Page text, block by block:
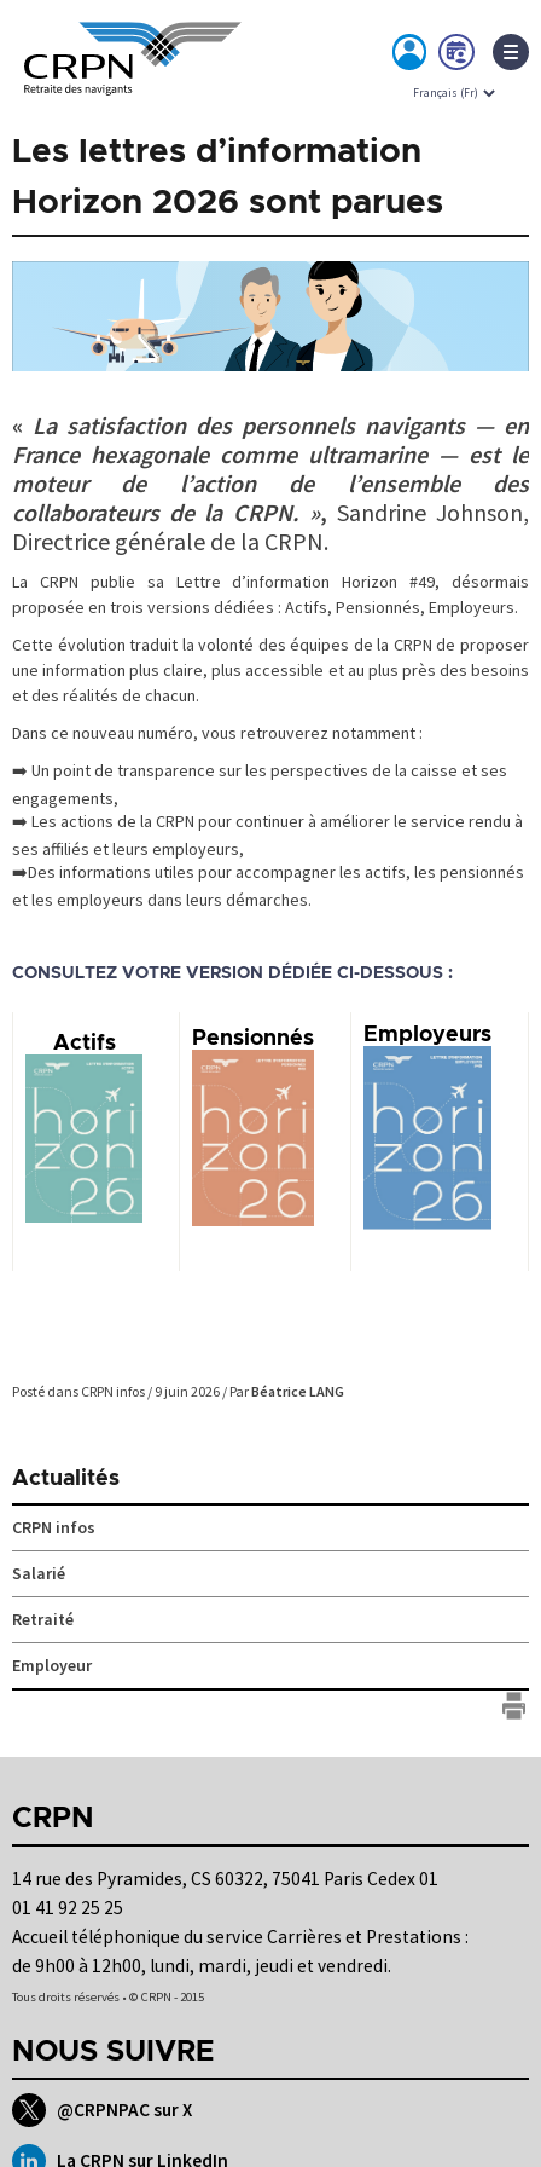
MON
ESPACERDV
Les lettres d’information
Horizon 2026 sont parues
« La satisfaction des personnels navigants — en
France hexagonale comme ultramarine — est le
moteur de l’action de l’ensemble des
collaborateurs de la CRPN. », Sandrine Johnson,
Directrice générale de la CRPN.
La CRPN publie sa Lettre d’information Horizon #49, désormais
proposée en trois versions dédiées : Actifs, Pensionnés, Employeurs.
Cette évolution traduit la volonté des équipes de la CRPN de proposer
une information plus claire, plus accessible et au plus près des besoins
et des réalités de chacun.
Dans ce nouveau numéro, vous retrouverez notamment :
➡️ Un point de transparence sur les perspectives de la caisse et ses
engagements,
➡️ Les actions de la CRPN pour continuer à améliorer le service rendu à
ses affiliés et leurs employeurs,
➡️Des informations utiles pour accompagner les actifs, les pensionnés
et les employeurs dans leurs démarches.
CONSULTEZ VOTRE VERSION DÉDIÉE CI-DESSOUS :
Actifs Pensionnés Employeurs
Posté dans CRPN infos / 9 juin 2026 / ParBéatrice LANG
Actualités
CRPN infos
Salarié
Retraité
Employeur
CRPN
14 rue des Pyramides, CS 60322, 75041 Paris Cedex 01
01 41 92 25 25
Accueil téléphonique du service Carrières et Prestations :
de 9h00 à 12h00, lundi, mardi, jeudi et vendredi.
Tous droits réservés • © CRPN - 2015
NOUS SUIVRE
@CRPNPAC sur X
La CRPN sur LinkedIn